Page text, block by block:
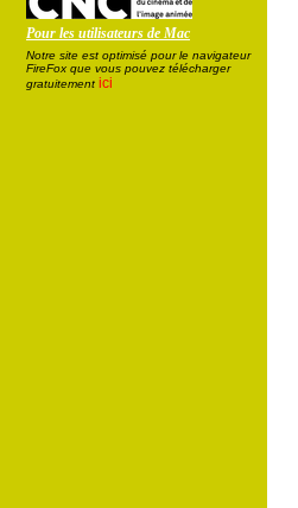
Pour les utilisateurs de Mac
Notre site est optimisé pour le navigateur
FireFox que vous pouvez télécharger
gratuitement ici